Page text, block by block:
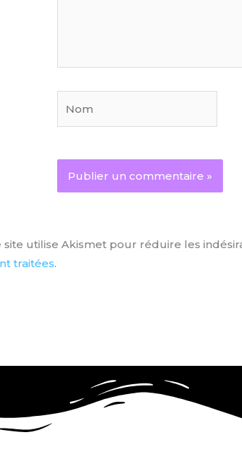
site utilise Akismet pour réduire les
traitées.